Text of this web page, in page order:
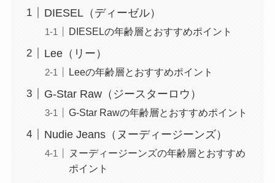
DIESEL（ディーゼル）
DIESELの年齢層とおすすめポイント
Lee（リー）
Leeの年齢層とおすすめポイント
G-Star Raw（ジースターロウ）
G-Star Rawの年齢層とおすすめポイント
Nudie Jeans（ヌーディージーンズ）
ヌーディージーンズの年齢層とおすすめ
ポイント